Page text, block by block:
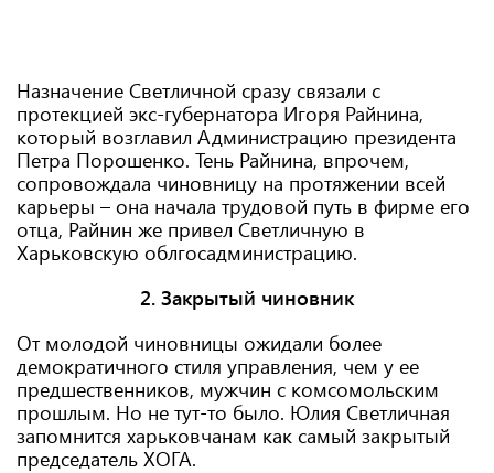
Назначение Светличной сразу связали с
протекцией экс-губернатора Игоря Райнина,
который возглавил Администрацию президента
Петра Порошенко. Тень Райнина, впрочем,
сопровождала чиновницу на протяжении всей
карьеры – она начала трудовой путь в фирме его
отца, Райнин же привел Светличную в
Харьковскую облгосадминистрацию.
2. Закрытый чиновник
От молодой чиновницы ожидали более
демократичного стиля управления, чем у ее
предшественников, мужчин с комсомольским
прошлым. Но не тут-то было. Юлия Светличная
запомнится харьковчанам как самый закрытый
председатель ХОГА.